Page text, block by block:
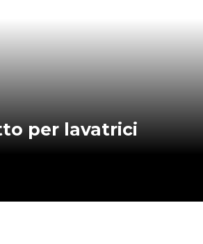
per lavatrici